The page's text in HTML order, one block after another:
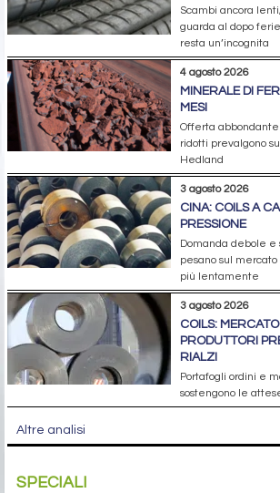
Scambi ancora
guarda al dopo
resta un’incognita
4 agosto 2026
MINERALE DI
MESI
Offerta
ridotti prevalgono
Hedland
3 agosto 2026
CINA: COILS A
PRESSIONE
Domanda debole
pesano sul
più lentamente
3 agosto 2026
COILS:
PRODUTTORI
RIALZI
Portafogli ordini e
sostengono le
Altre analisi
SPECIALI